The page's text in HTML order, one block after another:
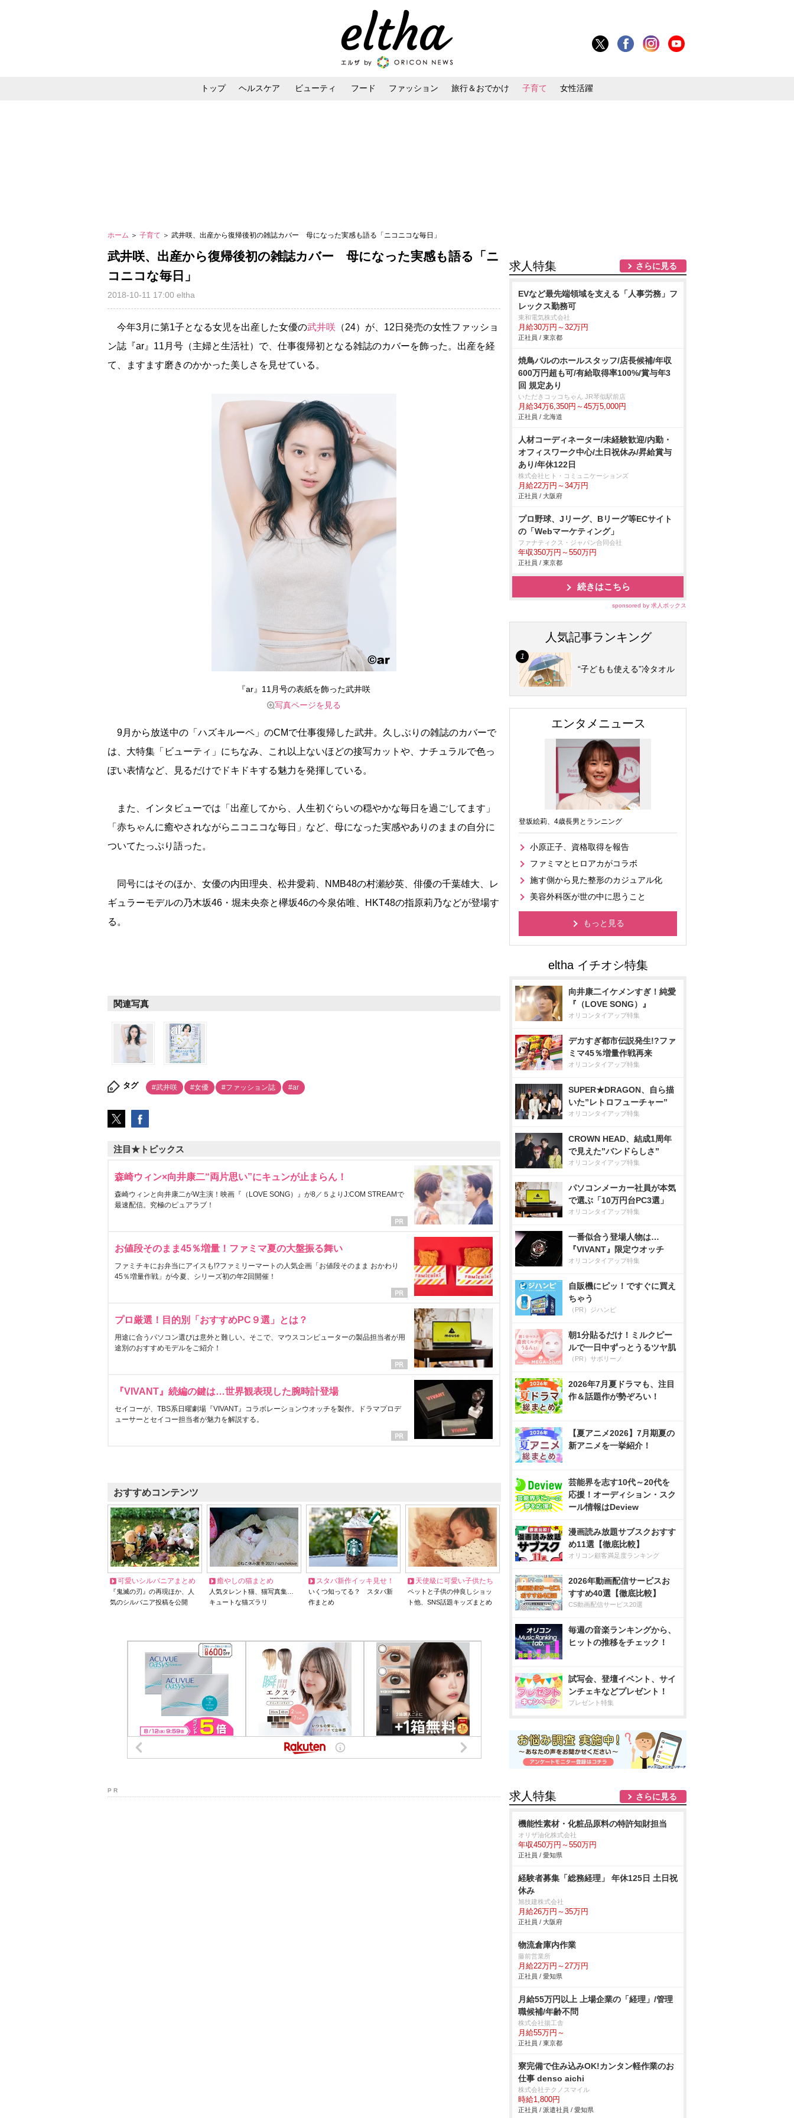
トップ ヘルスケア ビューティ フード ファッション 旅行＆おでかけ 子育て 女性活躍
ホーム ＞ 子育て ＞ 武井咲、出産から復帰後初の雑誌カバー 母になった実感も語る「ニコニコな毎日」
武井咲、出産から復帰後初の雑誌カバー 母になった実感も語る「ニ
コニコな毎日」
2018-10-11 17:00 eltha
今年3月に第1子となる女児を出産した女優の武井咲 （24）が、12日発売の女性ファッショ
ン誌『ar』11月号（主婦と生活社）で、仕事復帰初となる雑誌のカバーを飾った。出産を経
て、ますます磨きのかかった美しさを見せている。
『ar』11月号の表紙を飾った武井咲
写真ページを見る
9月から放送中の「ハズキルーペ」のCMで仕事復帰した武井。久しぶりの雑誌のカバーで
は、大特集「ビューティ」にちなみ、これ以上ないほどの接写カットや、ナチュラルで色っ
ぽい表情など、見るだけでドキドキする魅力を発揮している。
また、インタビューでは「出産してから、人生初ぐらいの穏やかな毎日を過ごしてます」
「赤ちゃんに癒やされながらニコニコな毎日」など、母になった実感やありのままの自分に
ついてたっぷり語った。
同号にはそのほか、女優の内田理央、松井愛莉、NMB48の村瀬紗英、俳優の千葉雄大、レ
ギュラーモデルの乃木坂46・堀未央奈と欅坂46の今泉佑唯、HKT48の指原莉乃などが登場す
る。
関連写真
タグ #武井咲 #女優 #ファッション誌 #ar
注目★トピックス
森崎ウィン×向井康二“両片思い”にキュンが止まらん！
森崎ウィンと向井康二がW主演！映画『（LOVE SONG）』が8／５よりJ:COM STREAMで
最速配信。究極のピュアラブ！
お値段そのまま45％増量！ファミマ夏の大盤振る舞い
ファミチキにお弁当にアイスも!?ファミリーマートの人気企画「お値段そのまま おかわり
45％増量作戦」が今夏、シリーズ初の年2回開催！
プロ厳選！目的別「おすすめPC９選」とは？
用途に合うパソコン選びは意外と難しい。そこで、マウスコンピューターの製品担当者が用
途別のおすすめモデルをご紹介！
『VIVANT』続編の鍵は…世界観表現した腕時計登場
セイコーが、TBS系日曜劇場『VIVANT』コラボレーションウオッチを製作。ドラマプロデ
ューサーとセイコー担当者が魅力を解説する。
おすすめコンテンツ
可愛いシルバニアまとめ
『鬼滅の刃』の再現ほか、人
気のシルバニア投稿を公開
癒やしの猫まとめ
人気タレント猫、猫写真集…
キュートな猫ズラリ
スタバ新作イッキ見せ！
いくつ知ってる？ スタバ新
作まとめ
天使級に可愛い子供たち
ペットと子供の仲良しショッ
ト他、SNS話題キッズまとめ
P R
求人特集 さらに見る
EVなど最先端領域を支える「人事労務」フ
レックス勤務可
東和電気株式会社
月給30万円～32万円
正社員 / 東京都
焼鳥バルのホールスタッフ/店長候補/年収
600万円超も可/有給取得率100%/賞与年3
回 規定あり
いただきコッコちゃん JR琴似駅前店
月給34万6,350円～45万5,000円
正社員 / 北海道
人材コーディネーター/未経験歓迎/内勤・
オフィスワーク中心/土日祝休み/昇給賞与
あり/年休122日
株式会社ヒト・コミュニケーションズ
月給22万円～34万円
正社員 / 大阪府
プロ野球、Jリーグ、Bリーグ等ECサイト
の「Webマーケティング」
ファナティクス・ジャパン合同会社
年収350万円～550万円
正社員 / 東京都
続きはこちら
sponsored by 求人ボックス
人気記事ランキング
“子どもも使える”冷タオル
エンタメニュース
登坂絵莉、4歳長男とランニング
小原正子、資格取得を報告
ファミマとヒロアカがコラボ
施す側から見た整形のカジュアル化
美容外科医が世の中に思うこと
もっと見る
向井康二イケメンすぎ！純愛
『（LOVE SONG）』
オリコンタイアップ特集
デカすぎ都市伝説発生!?ファ
ミマ45％増量作戦再来
オリコンタイアップ特集
SUPER★DRAGON、自ら描
いた”レトロフューチャー”
オリコンタイアップ特集
CROWN HEAD、結成1周年
で見えた”バンドらしさ”
オリコンタイアップ特集
パソコンメーカー社員が本気
で選ぶ「10万円台PC3選」
オリコンタイアップ特集
一番似合う登場人物は…
『VIVANT』限定ウオッチ
オリコンタイアップ特集
自販機にピッ！ですぐに買え
ちゃう
（PR）ジハンピ
朝1分貼るだけ！ミルクピー
ルで一日中ずっとうるツヤ肌
（PR）サボリーノ
2026年7月夏ドラマも、注目
作＆話題作が勢ぞろい！
【夏アニメ2026】7月期夏の
新アニメを一挙紹介！
芸能界を志す10代～20代を
応援！オーディション・スク
ール情報はDeview
漫画読み放題サブスクおすす
め11選【徹底比較】
オリコン顧客満足度ランキング
2026年動画配信サービスお
すすめ40選【徹底比較】
CS動画配信サービス20選
毎週の音楽ランキングから、
ヒットの推移をチェック！
試写会、登壇イベント、サイ
ンチェキなどプレゼント！
プレゼント特集
求人特集 さらに見る
機能性素材・化粧品原料の特許知財担当
オリザ油化株式会社
年収450万円～550万円
正社員 / 愛知県
経験者募集「総務経理」 年休125日 土日祝
休み
旭技建株式会社
月給26万円～35万円
正社員 / 大阪府
物流倉庫内作業
藤前営業所
月給22万円～27万円
正社員 / 愛知県
月給55万円以上 上場企業の「経理」/管理
職候補/年齢不問
株式会社揚工舎
月給55万円～
正社員 / 東京都
寮完備で住み込みOK!カンタン軽作業のお
仕事 denso aichi
株式会社テクノスマイル
時給1,800円
正社員 / 派遣社員 / 愛知県